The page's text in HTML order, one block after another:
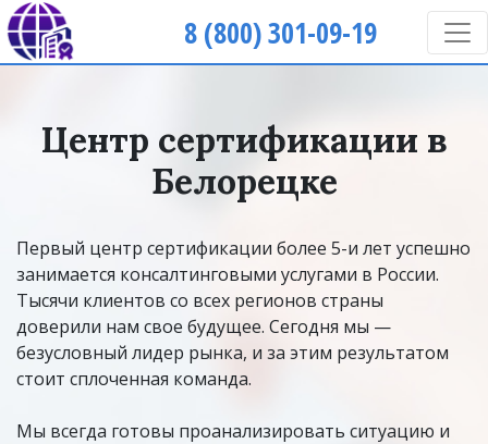
8 (800) 301-09-19
Центр сертификации в
Белорецке
Первый центр сертификации более 5-и лет успешно
занимается консалтинговыми услугами в России.
Тысячи клиентов со всех регионов страны
доверили нам свое будущее. Сегодня мы —
безусловный лидер рынка, и за этим результатом
стоит сплоченная команда.
Мы всегда готовы проанализировать ситуацию и